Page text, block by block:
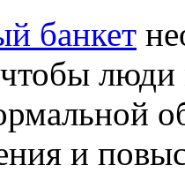
банкет
и